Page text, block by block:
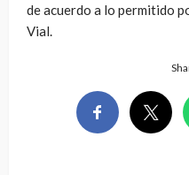
de acuerdo a lo permitido
Vial.